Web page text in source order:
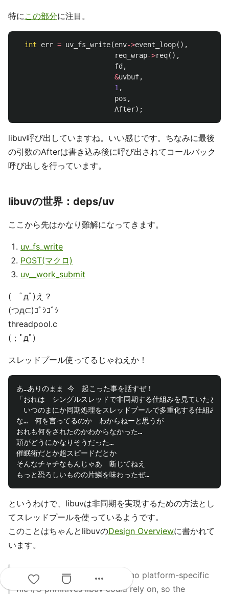
特に この部分に注目。
int err = uv_fs_write(env->event_loop(),
req_wrap->req(),
fd ,
&uvbuf,
1 ,
pos ,
After);
libuv呼び出していますね。いい感じです。ちなみに最後
の引数のAfterは書き込み後に呼び出されてコールバック
呼び出しを行っています。
libuvの世界：deps/uv
ここから先はかなり難解になってきます。
uv_fs_write
POST(マクロ)
uv__work_submit
( ﾟдﾟ)え？
(つд⊂)ｺﾞｼｺﾞｼ
threadpool.c
(；ﾟдﾟ)
スレッドプール使ってるじゃねえか！
あ…ありのまま 今　起こった事を話すぜ！
「おれは　シングルスレッドで非同期する仕組みを見ていたと思
いつのまにか同期処理をスレッドプールで多重化する仕組みを
な…　何を言ってるのか　わからねーと思うが
おれも何をされたのかわからなかった…
頭がどうにかなりそうだった…
催眠術だとか超スピードだとか
そんなチャチなもんじゃあ　断じてねえ
というわけで、libuvは非同期を実現するための方法とし
てスレッドプールを使っているようです。
このことはちゃんとlibuvのDesign Overviewに書かれて
います。
Unlike network I/O, there are no platform-specific
file I/O primitives libuv could rely on, so the
more_horiz